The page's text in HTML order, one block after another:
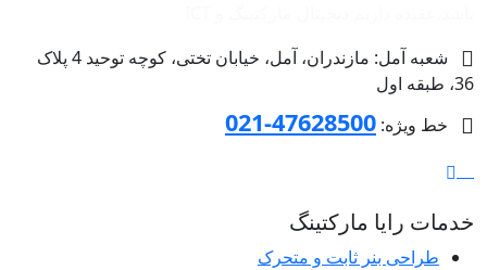
شعبه آمل: مازندران، آمل، خیابان تختی، کوچه توحید 4 پلاک
36، طبقه اول
خط ویژه: 47628500-021
خدمات رایا مارکتینگ
طراحی بنر ثابت و متحرک